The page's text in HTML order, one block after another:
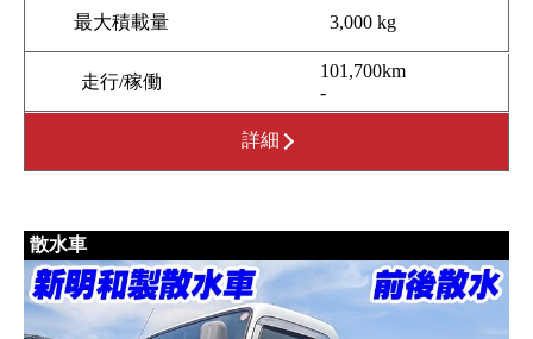
最大積載量 3,000 kg
走行/稼働
101,700km
-
詳細
散水車